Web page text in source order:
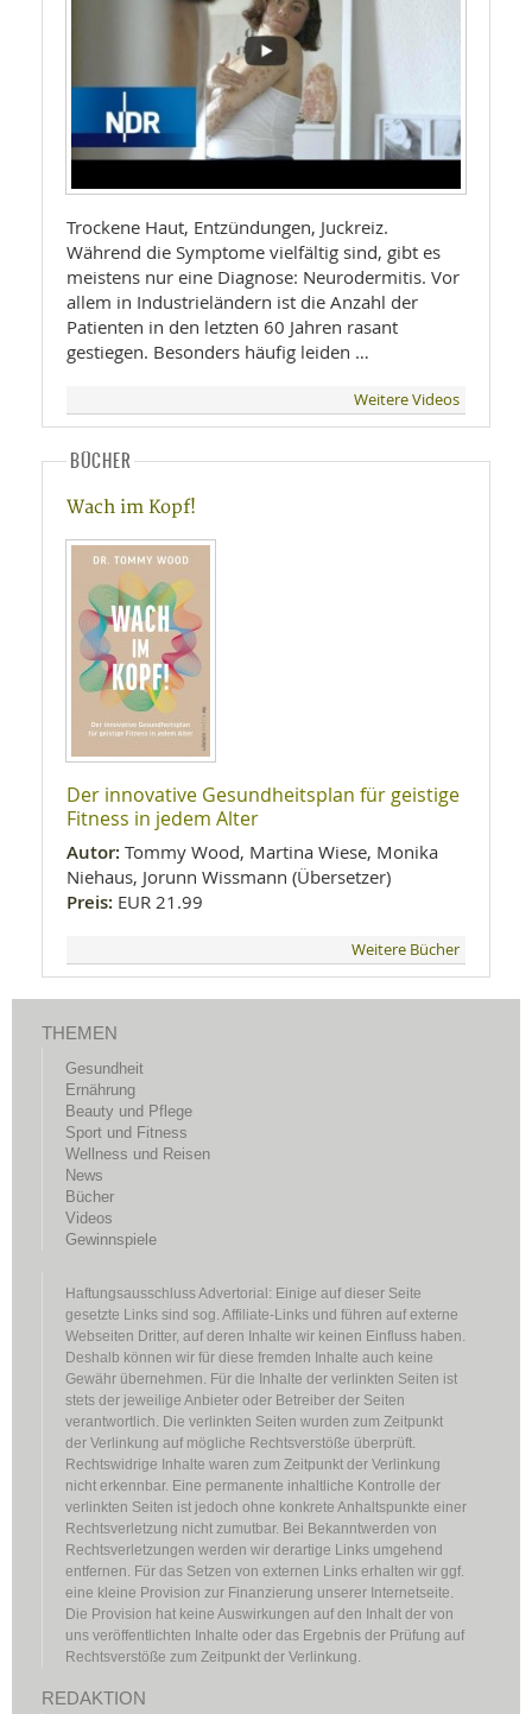
Trockene Haut, Entzündungen, Juckreiz.
Während die Symptome vielfältig sind, gibt es
meistens nur eine Diagnose: Neurodermitis. Vor
allem in Industrieländern ist die Anzahl der
Patienten in den letzten 60 Jahren rasant
gestiegen. Besonders häufig leiden …
Weitere Videos
BÜCHER
Wach im Kopf!
Der innovative Gesundheitsplan für geistige
Fitness in jedem Alter
Autor: Tommy Wood, Martina Wiese, Monika
Niehaus, Jorunn Wissmann (Übersetzer)
Preis: EUR 21.99
Weitere Bücher
THEMEN
Gesundheit
Ernährung
Beauty und Pflege
Sport und Fitness
Wellness und Reisen
News
Bücher
Videos
Gewinnspiele
Haftungsausschluss Advertorial: Einige auf dieser Seite
gesetzte Links sind sog. Affiliate-Links und führen auf externe
Webseiten Dritter, auf deren Inhalte wir keinen Einfluss haben.
Deshalb können wir für diese fremden Inhalte auch keine
Gewähr übernehmen. Für die Inhalte der verlinkten Seiten ist
stets der jeweilige Anbieter oder Betreiber der Seiten
verantwortlich. Die verlinkten Seiten wurden zum Zeitpunkt
der Verlinkung auf mögliche Rechtsverstöße überprüft.
Rechtswidrige Inhalte waren zum Zeitpunkt der Verlinkung
nicht erkennbar. Eine permanente inhaltliche Kontrolle der
verlinkten Seiten ist jedoch ohne konkrete Anhaltspunkte einer
Rechtsverletzung nicht zumutbar. Bei Bekanntwerden von
Rechtsverletzungen werden wir derartige Links umgehend
entfernen. Für das Setzen von externen Links erhalten wir ggf.
eine kleine Provision zur Finanzierung unserer Internetseite.
Die Provision hat keine Auswirkungen auf den Inhalt der von
uns veröffentlichten Inhalte oder das Ergebnis der Prüfung auf
Rechtsverstöße zum Zeitpunkt der Verlinkung.
REDAKTION